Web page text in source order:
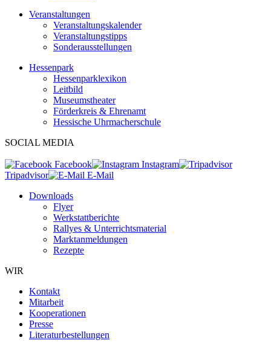
Veranstaltungen
Veranstaltungskalender
Veranstaltungstipps
Sonderausstellungen
Hessenpark
Hessenparklexikon
Leitbild
Museumstheater
Förderkreis & Ehrenamt
Hessische Uhrmacherschule
SOCIAL MEDIA
Facebook
Instagram
Tripadvisor
E-Mail
Downloads
Flyer
Werkstattberichte
Rallyes & Unterrichtsmaterial
Marktanmeldungen
Rezepte
WIR
Kontakt
Mitarbeit
Kooperationen
Presse
Literaturbestellungen